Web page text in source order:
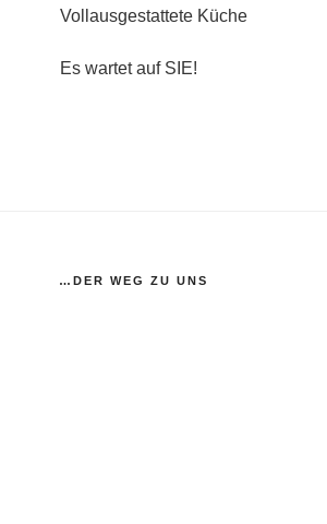
Vollausgestattete Küche
Es wartet auf SIE!
…DER WEG ZU UNS